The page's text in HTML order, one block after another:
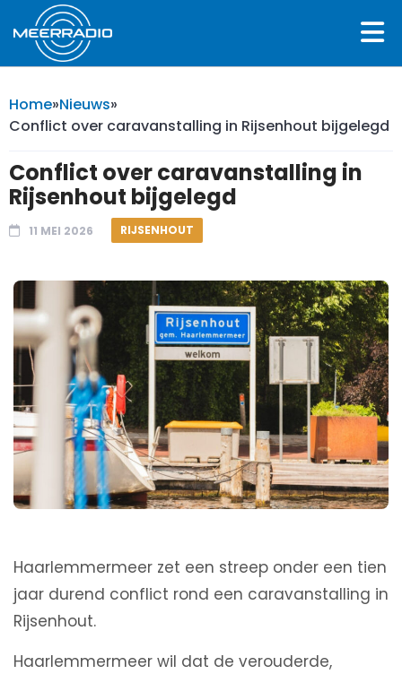
Home»Nieuws»
Conflict over caravanstalling in Rijsenhout bijgelegd
Conflict over caravanstalling in
Rijsenhout bijgelegd
11 MEI 2026 RIJSENHOUT
Haarlemmermeer zet een streep onder een tien
jaar durend conflict rond een caravanstalling in
Rijsenhout.
Haarlemmermeer wil dat de verouderde,